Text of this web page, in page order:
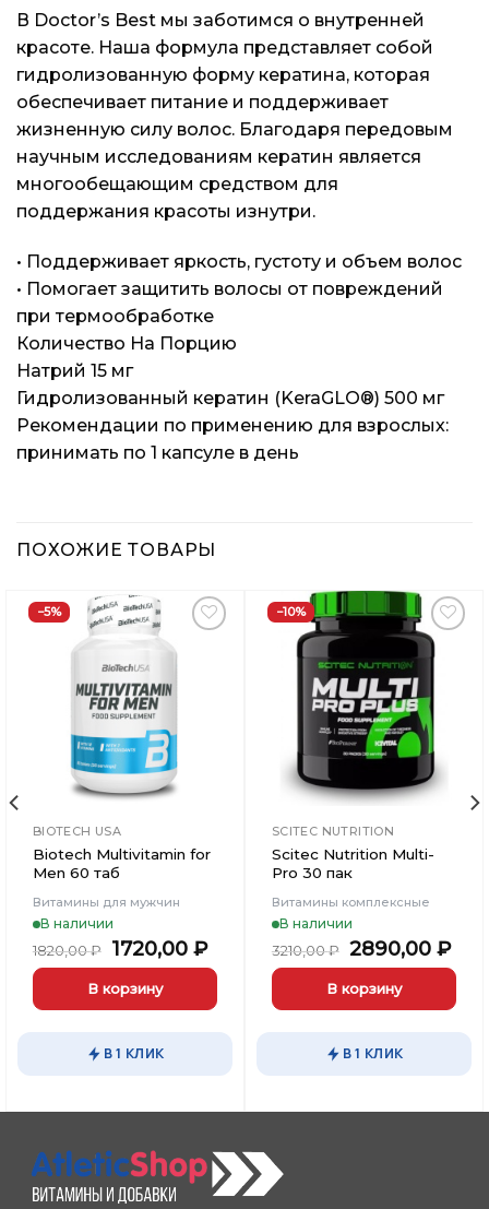
В Doctor’s Best мы заботимся о внутренней
красоте. Наша формула представляет собой
гидролизованную форму кератина, которая
обеспечивает питание и поддерживает
жизненную силу волос. Благодаря передовым
научным исследованиям кератин является
многообещающим средством для
поддержания красоты изнутри.
• Поддерживает яркость, густоту и объем волос
• Помогает защитить волосы от повреждений
при термообработке
Количество На Порцию
Натрий 15 мг
Гидролизованный кератин (KeraGLO®) 500 мг
Рекомендации по применению для взрослых:
принимать по 1 капсуле в день
ПОХОЖИЕ ТОВАРЫ
−5%
Вишлист
BIOTECH USA
Biotech Multivitamin for
Men 60 таб
Витамины для мужчин
В наличии
1820,00₽
Первоначальная
цена
составляла
1820,00 ₽.
1720,00 ₽Текущая
цена:
В корзину
В 1 КЛИК
−10%
Добавить
Вишлист
SCITEC NUTRITION
Scitec Nutrition Multi-
Pro 30 пак
Витамины комплексные
В наличии
3210,00₽
цена
составляла
3210,00 ₽.
2890,00 ₽
В корзину
В 1 КЛИК